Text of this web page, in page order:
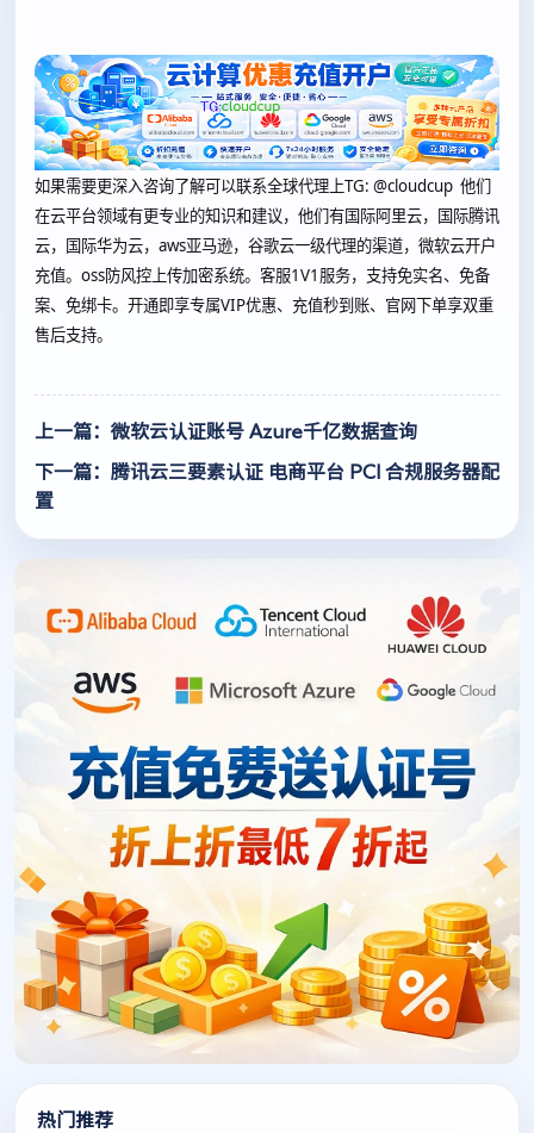
如果需要更深入咨询了解可以联系全球代理上TG: @cloudcup 他们
在云平台领域有更专业的知识和建议，他们有国际阿里云，国际腾讯
云，国际华为云，aws亚马逊，谷歌云一级代理的渠道，微软云开户
充值。oss防风控上传加密系统。客服1V1服务，支持免实名、免备
案、免绑卡。开通即享专属VIP优惠、充值秒到账、官网下单享双重
售后支持。
上一篇：微软云认证账号 Azure千亿数据查询
下一篇：腾讯云三要素认证 电商平台 PCI 合规服务器配
置
热门推荐